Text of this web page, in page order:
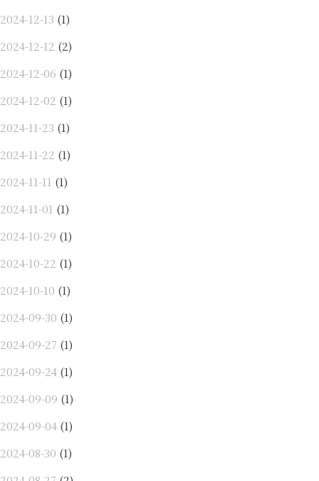
2024-12-13 (1)
2024-12-12 (2)
2024-12-06 (1)
2024-12-02 (1)
2024-11-23 (1)
2024-11-22 (1)
2024-11-11 (1)
2024-11-01 (1)
2024-10-29 (1)
2024-10-22 (1)
2024-10-10 (1)
2024-09-30 (1)
2024-09-27 (1)
2024-09-24 (1)
2024-09-09 (1)
2024-09-04 (1)
2024-08-30 (1)